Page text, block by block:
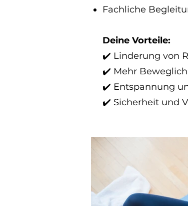
Fachliche
Deine Vorteile:
✔️ Linderung von
✔️ Mehr
✔️ Entspannung
✔️ Sicherheit und